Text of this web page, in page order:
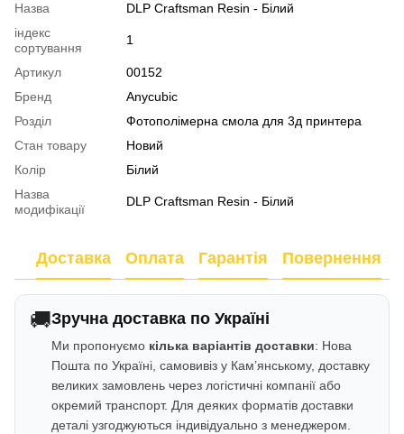
Назва
DLP Craftsman Resin - Білий
індекс
сортування
1
Артикул
00152
Бренд
Anycubic
Розділ
Фотополімерна смола для 3д принтера
Стан товару
Новий
Колір
Білий
Назва
модифікації
DLP Craftsman Resin - Білий
Доставка Оплата Гарантія Повернення
🚚Зручна доставка по Україні
Ми пропонуємо кілька варіантів доставки: Нова
Пошта по Україні, самовивіз у Кам’янському, доставку
великих замовлень через логістичні компанії або
окремий транспорт. Для деяких форматів доставки
деталі узгоджуються індивідуально з менеджером.